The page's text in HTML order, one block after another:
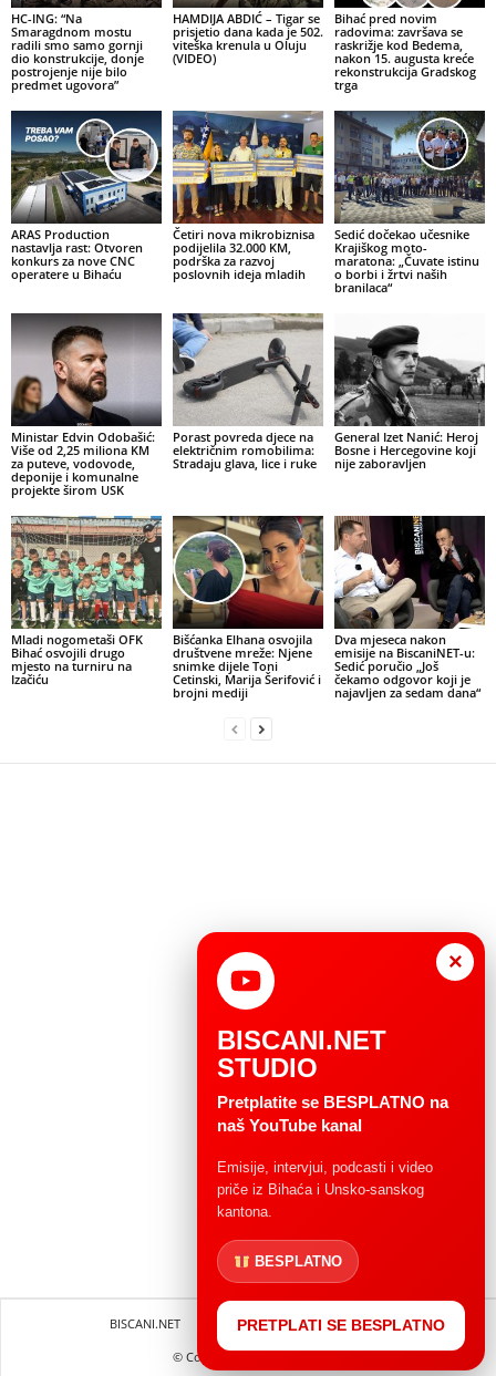
HC-ING: “Na
Smaragdnom mostu
radili smo samo gornji
dio konstrukcije, donje
postrojenje nije bilo
predmet ugovora”
HAMDIJA ABDIĆ – Tigar se
prisjetio dana kada je 502.
viteška krenula u Oluju
(VIDEO)
Bihać pred novim
radovima: završava se
raskrižje kod Bedema,
nakon 15. augusta kreće
rekonstrukcija Gradskog
trga
ARAS Production
nastavlja rast: Otvoren
konkurs za nove CNC
operatere u Bihaću
Četiri nova mikrobiznisa
podijelila 32.000 KM,
podrška za razvoj
poslovnih ideja mladih
Sedić dočekao učesnike
Krajiškog moto-
maratona: „Čuvate istinu
o borbi i žrtvi naših
branilaca“
Ministar Edvin Odobašić:
Više od 2,25 miliona KM
za puteve, vodovode,
deponije i komunalne
projekte širom USK
Porast povreda djece na
električnim romobilima:
Stradaju glava, lice i ruke
General Izet Nanić: Heroj
Bosne i Hercegovine koji
nije zaboravljen
Mladi nogometaši OFK
Bihać osvojili drugo
mjesto na turniru na
Izačiću
Bišćanka Elhana osvojila
društvene mreže: Njene
snimke dijele Toni
Cetinski, Marija Šerifović i
brojni mediji
Dva mjeseca nakon
emisije na BiscaniNET-u:
Sedić poručio „Još
čekamo odgovor koji je
najavljen za sedam dana“
BISCANI.NET Impressum
Uvjeti korištenja
© Copryright 2004 - 2025.
×
BISCANI.NET
STUDIO
Pretplatite se BESPLATNO na
naš YouTube kanal
Emisije, intervjui, podcasti i video
priče iz Bihaća i Unsko-sanskog
kantona.
BESPLATNO
PRETPLATI SE BESPLATNO